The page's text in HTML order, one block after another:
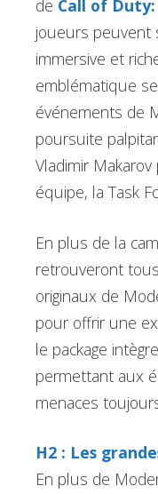
de Call of
joueurs peuvent
immersive et
emblématique
événements de
poursuite
Vladimir
équipe, la Task
En plus de la
retrouveront
originaux de
pour offrir une
le package
permettant aux
menaces
H2 : Les
En plus de